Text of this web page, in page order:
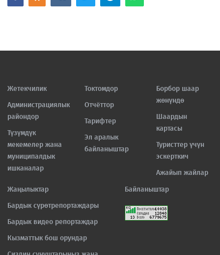
Жетекчилик
Администрациялык
райондор
Түзүмдүк
мекемелер жана
муниципалдык
ишканалар
Токтомдор
Отчёттор
Тарифтер
Эл аралык
байланыштар
Борбор шаар
жөнүндө
Шаардын
картасы
Туристтер үчүн
эскерткич
Ажайып жайлар
Жаңылыктар
Бардык сүрөтрепортаждары
Бардык видео репортаждар
Кызматтык бош орундар
Байланыштар